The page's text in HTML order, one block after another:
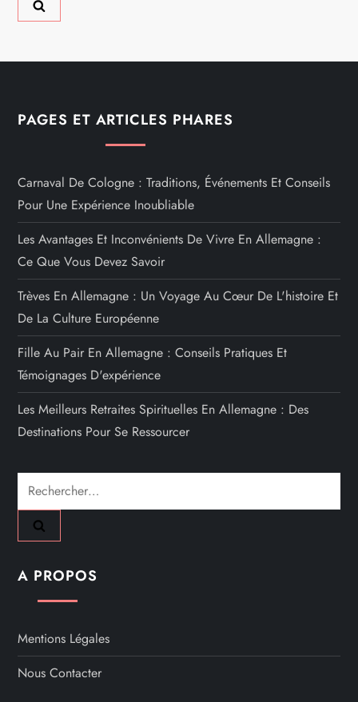
PAGES ET ARTICLES PHARES
Carnaval De Cologne : Traditions, Événements Et Conseils
Pour Une Expérience Inoubliable
Les Avantages Et Inconvénients De Vivre En Allemagne :
Ce Que Vous Devez Savoir
Trèves En Allemagne : Un Voyage Au Cœur De L'histoire Et
De La Culture Européenne
Fille Au Pair En Allemagne : Conseils Pratiques Et
Témoignages D'expérience
Les Meilleurs Retraites Spirituelles En Allemagne : Des
Destinations Pour Se Ressourcer
Rechercher :
A PROPOS
Mentions Légales
Nous Contacter